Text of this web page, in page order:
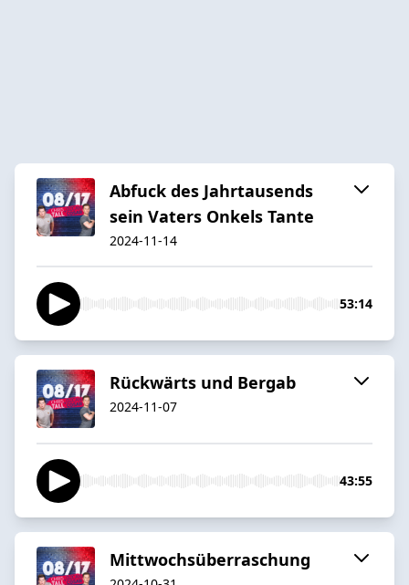
Abfuck des Jahrtausends
sein Vaters Onkels Tante
2024-11-14
53:14
Rückwärts und Bergab
2024-11-07
43:55
Mittwochsüberraschung